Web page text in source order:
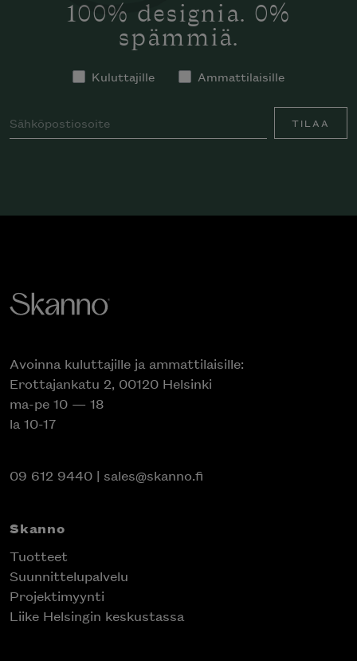
100% designia. 0%
spämmiä.
Kuluttajille Ammattilaisille
TILAA
Avoinna kuluttajille ja ammattilaisille:
Erottajankatu 2, 00120 Helsinki
ma-pe 10 — 18
la 10-17
09 612 9440 | sales@skanno.fi
Skanno
Tuotteet
Suunnittelupalvelu
Projektimyynti
Liike Helsingin keskustassa